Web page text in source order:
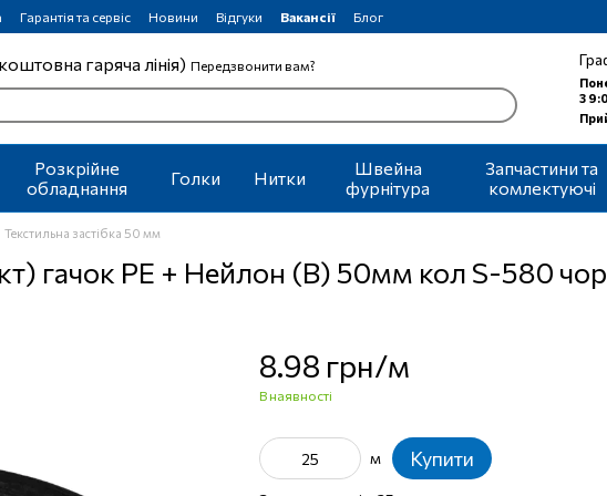
Гарантія та сервіс Новини Відгуки Вакансії Блог
гаряча лінія) Передзвонити вам?
З
Розкрійне
обладнання
Голки Нитки
Швейна
фурнітура
Запчастини та
комлектуючі
Текстильна застібка 50 мм
гачок PE + Нейлон (B) 50мм кол S-580
8.98 грн/м
В наявності
м Купити